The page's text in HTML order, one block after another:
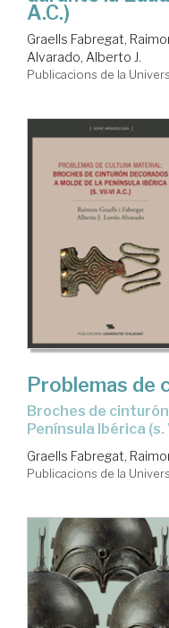
A.C.)
Graells Fabregat,
Alvarado, Alberto J.
Publicacions de la
Problemas de
broches de cinturón decorados a molde de la
Península Ibérica (s.
Graells Fabregat,
Publicacions de la